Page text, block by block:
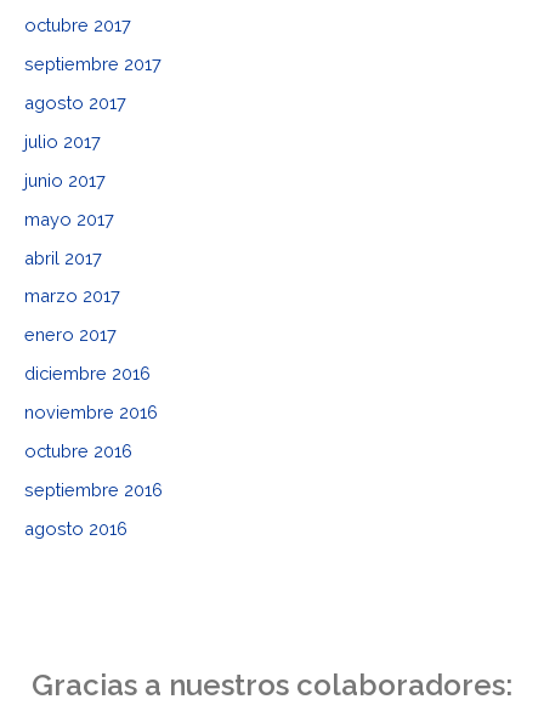
octubre 2017
septiembre 2017
agosto 2017
julio 2017
junio 2017
mayo 2017
abril 2017
marzo 2017
enero 2017
diciembre 2016
noviembre 2016
octubre 2016
septiembre 2016
agosto 2016
Gracias a nuestros colaboradores: